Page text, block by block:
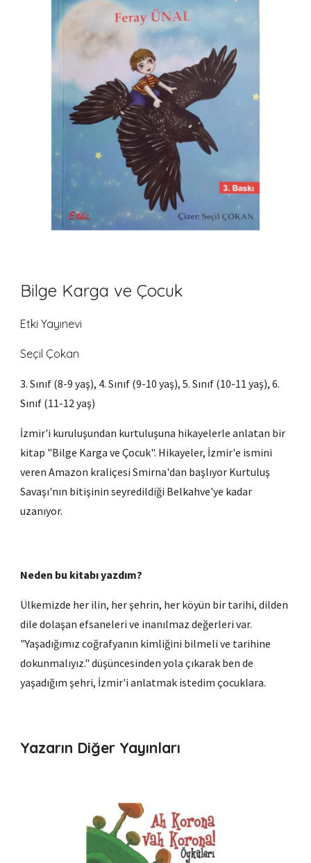
Bilge Karga ve Çocuk
Etki Yayınevi
Seçil Çokan
3. Sınıf (8-9 yaş), 4. Sınıf (9-10 yaş), 5. Sınıf (10-11 yaş), 6.
Sınıf (11-12 yaş)
İzmir'i kuruluşundan kurtuluşuna hikayelerle anlatan bir
kitap "Bilge Karga ve Çocuk". Hikayeler, İzmir'e ismini
veren Amazon kraliçesi Smirna'dan başlıyor Kurtuluş
Savaşı'nın bitişinin seyredildiği Belkahve'ye kadar
uzanıyor.
Neden bu kitabı yazdım?
Ülkemizde her ilin, her şehrin, her köyün bir tarihi, dilden
dile dolaşan efsaneleri ve inanılmaz değerleri var.
"Yaşadığımız coğrafyanın kimliğini bilmeli ve tarihine
dokunmalıyız." düşüncesinden yola çıkarak ben de
yaşadığım şehri, İzmir'i anlatmak istedim çocuklara.
Yazarın Diğer Yayınları